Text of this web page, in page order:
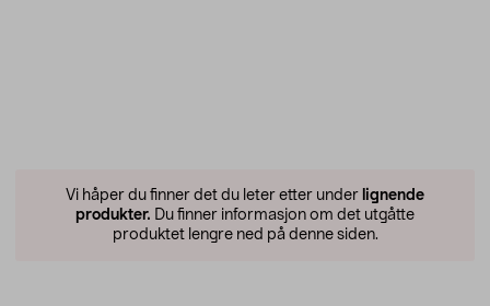
Vi håper du finner det du leter etter under lignende
produkter. Du finner informasjon om det utgåtte
produktet lengre ned på denne siden.